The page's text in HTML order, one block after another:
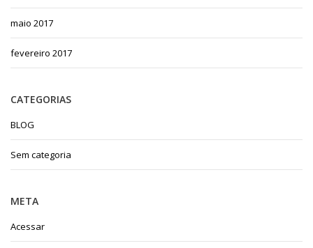
maio 2017
fevereiro 2017
CATEGORIAS
BLOG
Sem categoria
META
Acessar